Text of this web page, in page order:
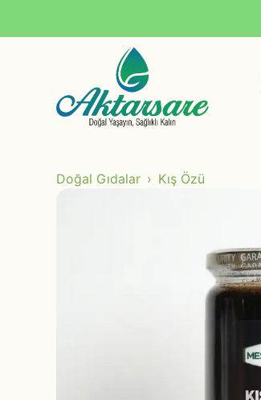
Doğal Gıdalar Kış Özü